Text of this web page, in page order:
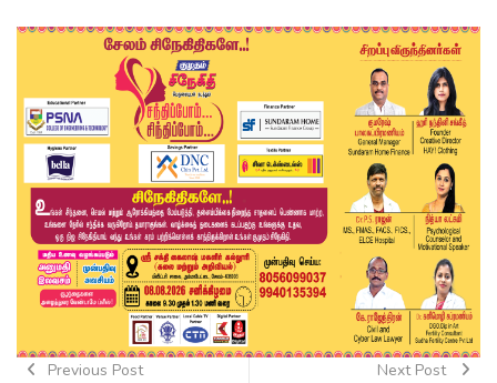
Previous Post Next Post